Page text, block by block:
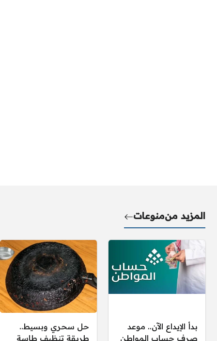
المزيد منمنوعات
بدأ الإيداع الآن.. موعد
صرف حساب المواطن
حل سحري وبسيط..
طريقة تنظيف طاسة